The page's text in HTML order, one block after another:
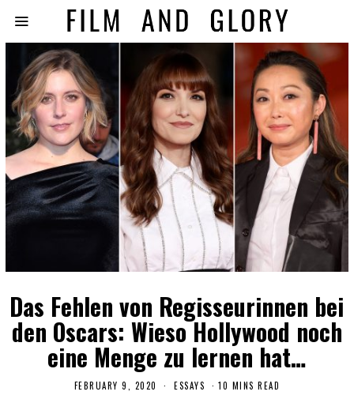
Das Fehlen von Regisseurinnen bei
den Oscars: Wieso Hollywood noch
eine Menge zu lernen hat…
FEBRUARY 9, 2020
M
ESSAYS 10 MINS READ